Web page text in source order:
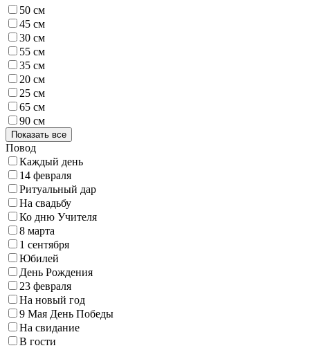
50 см
45 см
30 см
55 см
35 см
20 см
25 см
65 см
90 см
Показать все
Повод
Каждый день
14 февраля
Ритуальный дар
На свадьбу
Ко дню Учителя
8 марта
1 сентября
Юбилей
День Рождения
23 февраля
На новый год
9 Мая День Победы
На свидание
В гости